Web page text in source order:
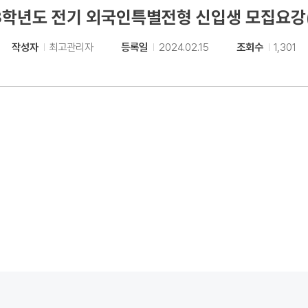
년도 전기 외국인특별전형 신입생 모집요
작성자 최고관리자 등록일 2024.02.15 조회수 1,301